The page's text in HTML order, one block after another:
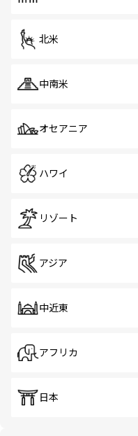
北米
中南米
オセアニア
ハワイ
リゾート
アジア
中近東
アフリカ
日本